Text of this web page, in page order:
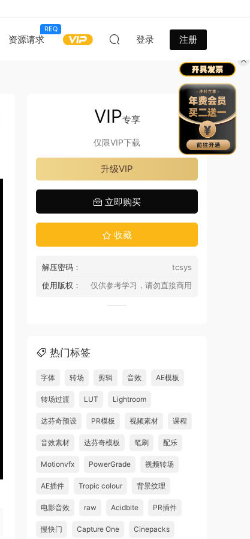
资源请求
REQ
登录 注册
VIP专享
仅限VIP下载
升级VIP
立即购买
收藏
解压密码：
tcsys
使用版权：
仅供参考学习，请勿直接商用
热门标签
字体 转场 剪辑 音效 AE模板
转场过渡 LUT Lightroom
达芬奇预设 PR模板 视频素材 课程
音效素材 达芬奇模板 笔刷 配乐
Motionvfx PowerGrade 视频转场
AE插件 Tropic colour 背景纹理
电影音效 raw Acidbite PR插件
慢快门 Capture One Cinepacks